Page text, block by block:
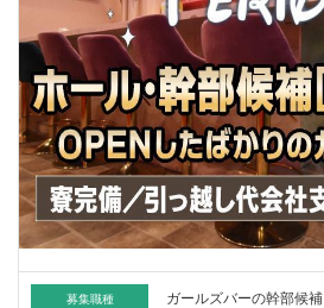
募集職種 ガールズバーの幹部候補